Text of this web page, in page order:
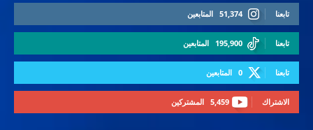
51,374 المتابعين تابعنا
195,900 المتابعين تابعنا
0 المتابعين تابعنا
5,459 المشتركين الاشتراك